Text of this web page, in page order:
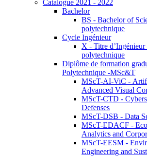
Catalogue 2021 - 2022
Bachelor
BS - Bachelor of
polytechnique
Cycle Ingénieur
X - Titre
polytechnique
Diplôme de formation
Polytechnique -MSc&T
MScT-AI-ViC -
Advanced Visual
MScT-CTD -
Defenses
MScT-DSB - Data
MScT-EDACF -
Analytics and
MScT-EESM -
Engineering and